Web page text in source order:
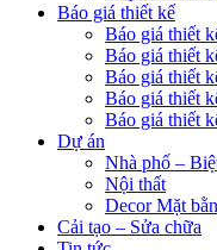
Báo giá thiết kế
Báo giá thiết
Báo giá thiết
Báo giá thiết
Báo giá thiết
Báo giá thiết
Dự án
Nhà phố –
Nội thất
Decor Mặt
Cải tạo – Sửa chữa